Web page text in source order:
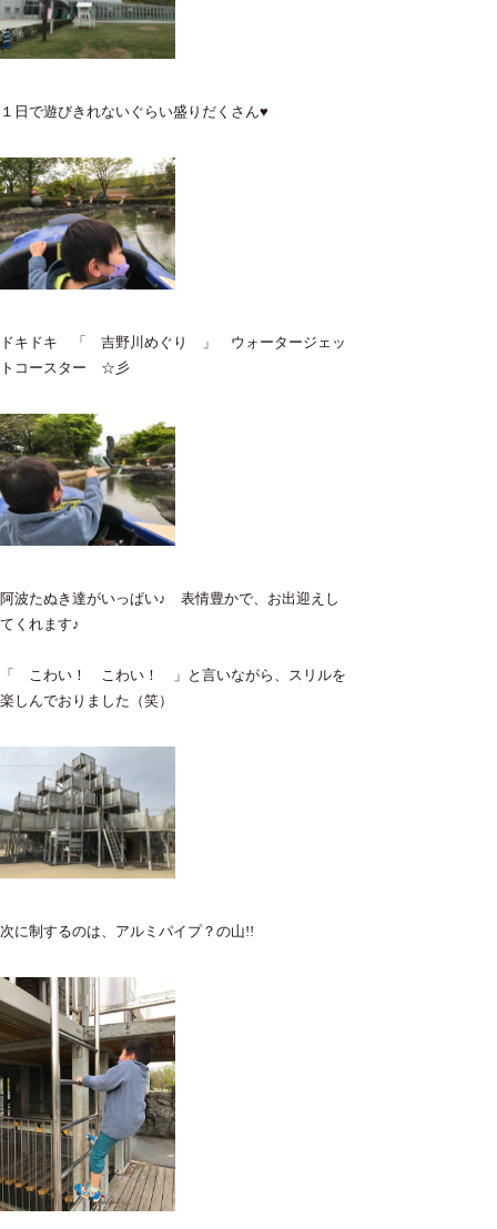
１日で遊びきれないぐらい盛りだくさん♥
ドキドキ 「 吉野川めぐり 」 ウォータージェッ
トコースター ☆彡
阿波たぬき達がいっぱい♪ 表情豊かで、お出迎えし
てくれます♪
「 こわい！ こわい！ 」と言いながら、スリルを
楽しんでおりました（笑）
次に制するのは、アルミパイプ？の山!!